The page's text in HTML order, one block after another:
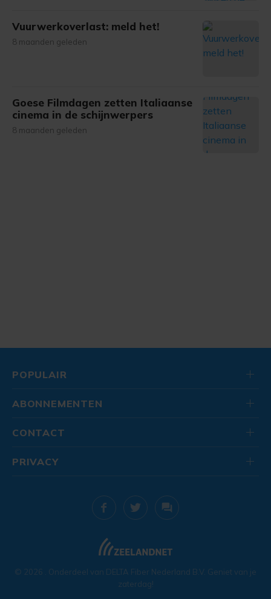
Vuurwerkoverlast: meld het!
8 maanden geleden
Goese Filmdagen zetten Italiaanse
cinema in de schijnwerpers
8 maanden geleden
POPULAIR
ABONNEMENTEN
CONTACT
© 2026 . Onderdeel van DELTA Fiber Nederland B.V. Geniet van je
zaterdag!
PRIVACY